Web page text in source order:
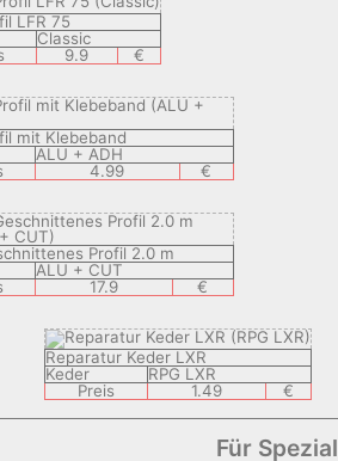
LFR 75
Classic
9.9 €
mit Klebeband
ALU + ADH
4.99 €
Profil 2.0 m
ALU + CUT
17.9 €
Reparatur Keder LXR
Keder
RPG LXR
Preis
1.49 €
Für